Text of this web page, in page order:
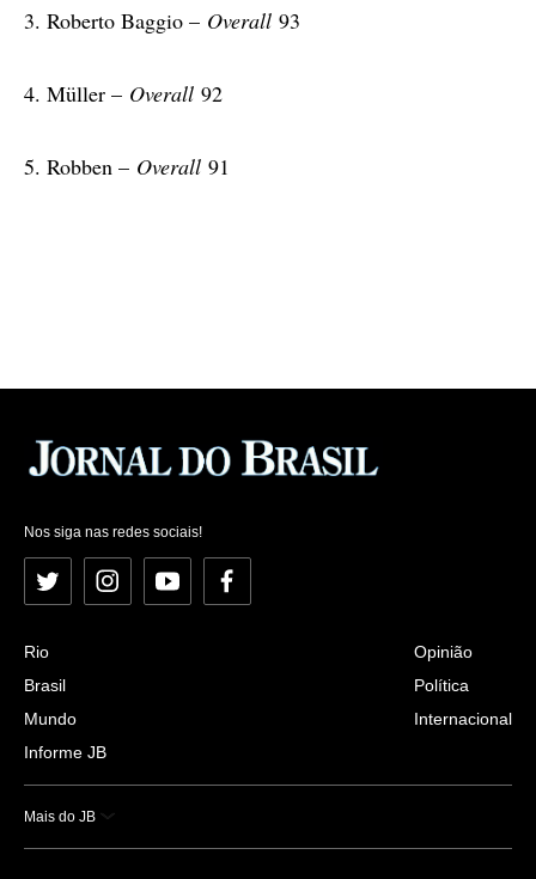
3. Roberto Baggio – Overall 93
4. Müller – Overall 92
5. Robben – Overall 91
Nos siga nas redes sociais!
Twitter InstagramYouTubeFacebook
Rio
Brasil
Mundo
Informe JB
Opinião
Política
Internacional
Mais do JB
Esportes